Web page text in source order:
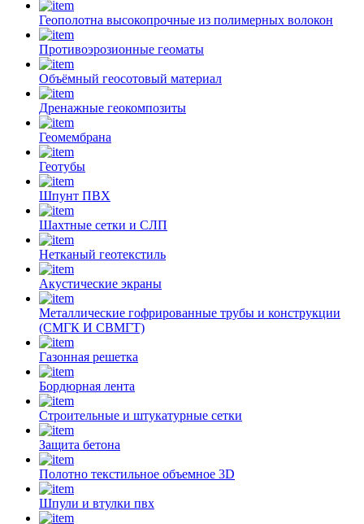
Геополотна высокопрочные из полимерных волокон
Противоэрозионные геоматы
Объёмный геосотовый материал
Дренажные геокомпозиты
Геомембрана
Геотубы
Шпунт ПВХ
Шахтные сетки и СЛП
Нетканый геотекстиль
Акустические экраны
Металлические гофрированные трубы и конструкции
(СМГК И СВМГТ)
Газонная решетка
Бордюрная лента
Строительные и штукатурные сетки
Защита бетона
Полотно текстильное объемное 3D
Шпули и втулки пвх